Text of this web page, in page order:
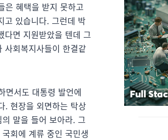
은 혜택을 받지 못하고
고 있습니다. 그런데 박
다면 지원받았을 텐데 그
사회복지사들이 한결같
면서도 대통령 발언에
. 현장을 외면하는 탁상
말을 들어 보아라. 그
회에 계류 중인 국민생